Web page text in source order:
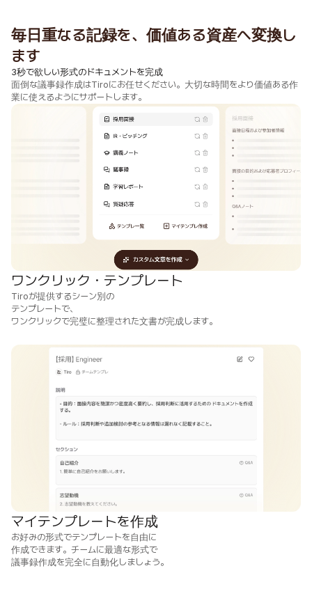
毎日重なる記録を、価値ある資産へ変換し
ます
3秒で欲しい形式のドキュメントを完成
面倒な議事録作成はTiroにお任せください。大切な時間をより価値ある作
業に使えるようにサポートします。
ワンクリック・テンプレート
Tiroが提供するシーン別の
テンプレートで、
ワンクリックで完璧に整理された文書が完成します。
マイテンプレートを作成
お好みの形式でテンプレートを自由に
作成できます。チームに最適な形式で
議事録作成を完全に自動化しましょう。